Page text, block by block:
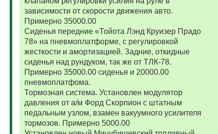
зависимости от скорости движения авто.
Примерно 35000.00
Сиденья передние «Тойота Лэнд Круизер Прадо
78» на пневмоплатформе, с регулировкой
жесткости и амортизацией. Задние, откидные
сиденья над рундуком, так же от ТЛК-78.
Примерно 35000.00 сиденья и 20000.00
пневмоплатфома.
Тормозная система. Установлен модулятор
давления от а/м Форд Скорпион с штатным
педальным узлом, взамен вакуумного усилителя
тормозов. Примерно 5000.00